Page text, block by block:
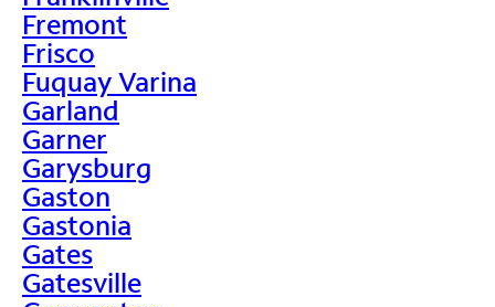
Fremont
Frisco
Fuquay Varina
Garland
Garner
Garysburg
Gaston
Gastonia
Gates
Gatesville